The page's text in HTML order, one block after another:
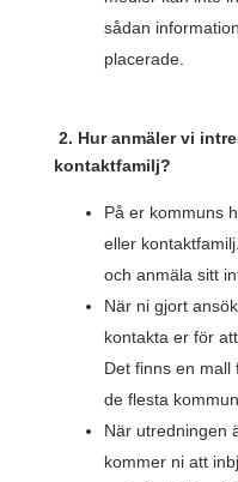
sådan
placerade.
2. Hur anmäler vi
kontaktfamilj?
På er kommuns
eller
och anmäla sitt
När ni gjort
kontakta er för
Det finns en
de flesta
När utredningen
kommer ni att